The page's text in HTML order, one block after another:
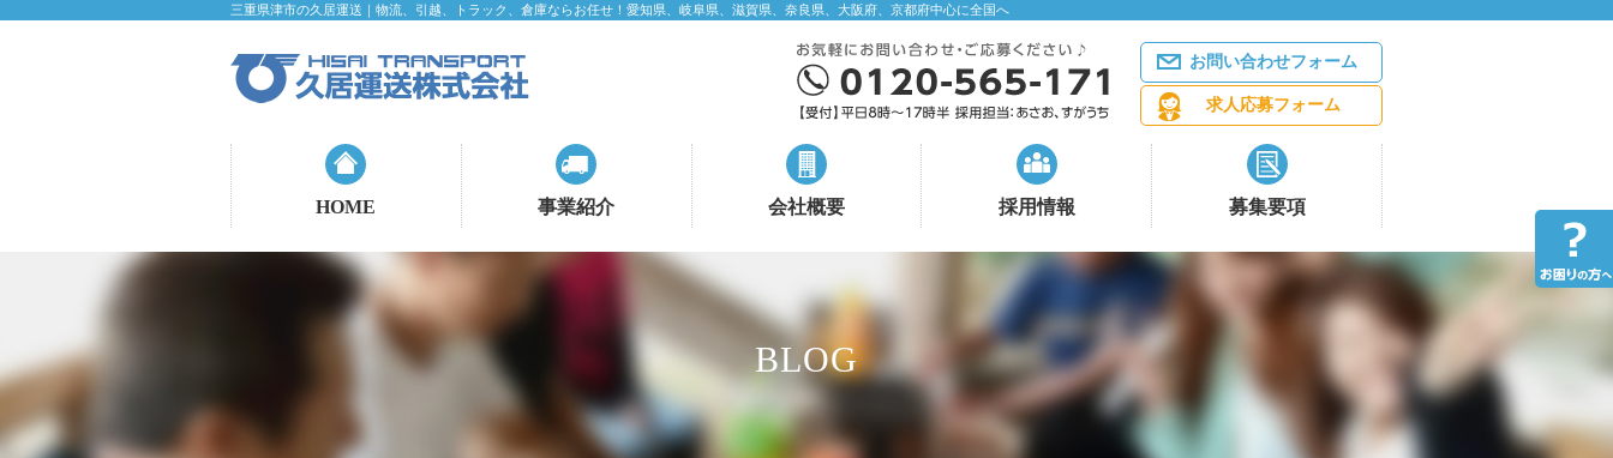
三重県津市の久居運送｜物流、引越、トラック、倉庫ならお任せ！愛知県、岐阜県、滋賀県、奈良県、大阪府、京都府中心に全国へ
お問い合わせフォーム
求人応募フォーム
HOME 事業紹介 会社概要 採用情報 募集要項
BLOG